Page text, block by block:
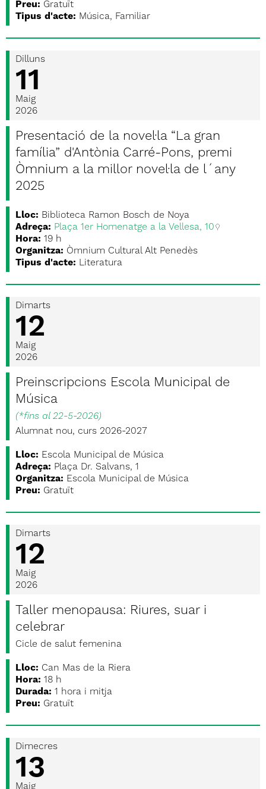
Preu: Gratuït
Tipus d'acte: Música, Familiar
Dilluns
11
Maig
2026
Presentació de la novel·la “La gran
família” d'Antònia Carré-Pons, premi
Òmnium a la millor novel·la de l´any
2025
Lloc: Biblioteca Ramon Bosch de Noya
Adreça: Plaça 1er Homenatge a la Vellesa, 10
Hora: 19 h
Organitza: Òmnium Cultural Alt Penedès
Tipus d'acte: Literatura
Dimarts
12
Maig
2026
Preinscripcions Escola Municipal de
Música
(*fins al 22-5-2026)
Alumnat nou, curs 2026-2027
Lloc: Escola Municipal de Música
Adreça: Plaça Dr. Salvans, 1
Organitza: Escola Municipal de Música
Preu: Gratuït
Dimarts
12
Maig
2026
Taller menopausa: Riures, suar i
celebrar
Cicle de salut femenina
Lloc: Can Mas de la Riera
Hora: 18 h
Durada: 1 hora i mitja
Preu: Gratuït
Dimecres
13
Maig